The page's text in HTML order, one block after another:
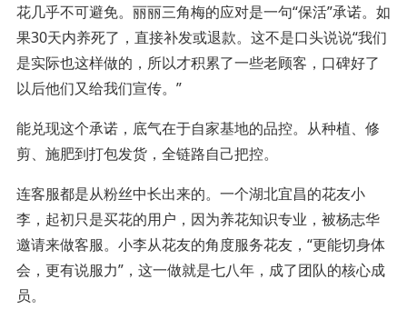
花几乎不可避免。丽丽三角梅的应对是一句“保活”承诺。如
果30天内养死了，直接补发或退款。这不是口头说说“我们
是实际也这样做的，所以才积累了一些老顾客，口碑好了
以后他们又给我们宣传。”
能兑现这个承诺，底气在于自家基地的品控。从种植、修
剪、施肥到打包发货，全链路自己把控。
连客服都是从粉丝中长出来的。一个湖北宜昌的花友小
李，起初只是买花的用户，因为养花知识专业，被杨志华
邀请来做客服。小李从花友的角度服务花友，“更能切身体
会，更有说服力”，这一做就是七八年，成了团队的核心成
员。